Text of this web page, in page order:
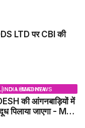
LTD पर CBI की
की आंगनबाड़ियों में
पिलाया जाएगा - MP